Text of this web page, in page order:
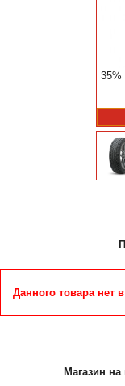
35%
Данного товара нет
Магазин на